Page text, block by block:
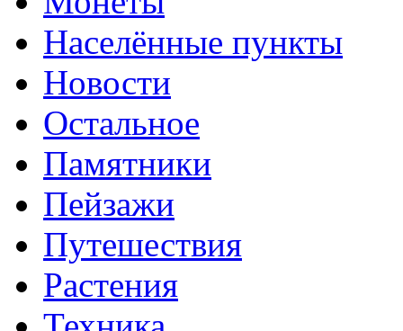
Населённые пункты
Новости
Остальное
Памятники
Пейзажи
Путешествия
Растения